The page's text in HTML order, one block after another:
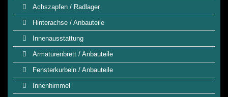
Achszapfen / Radlager
Hinterachse / Anbauteile
Innenausstattung
Armaturenbrett / Anbauteile
Fensterkurbeln / Anbauteile
Innenhimmel